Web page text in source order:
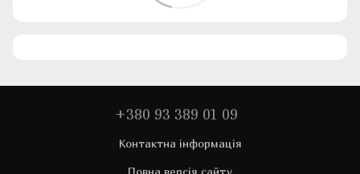
+380 93 389 01 09
Контактна інформація
Повна версія сайту